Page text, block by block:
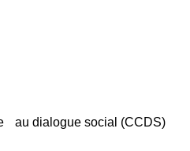
au dialogue social (CCDS)